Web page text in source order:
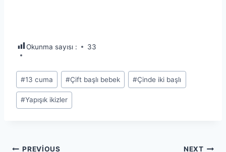
Okunma sayısı : 33
Post
Tags:
#13 cuma #Çift başlı bebek #Çinde iki başlı
#Yapışık ikizler
PREVIOUS NEXT